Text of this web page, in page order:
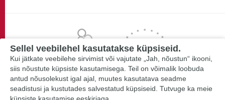
Sellel veebilehel kasutatakse küpsiseid.
Kui jätkate veebilehe sirvimist või vajutate „Jah, nõustun“ ikooni,
siis nõustute küpsiste kasutamisega. Teil on võimalik loobuda
antud nõusolekust igal ajal, muutes kasutatava seadme
seadistusi ja kustutades salvestatud küpsiseid. Tutvuge ka meie